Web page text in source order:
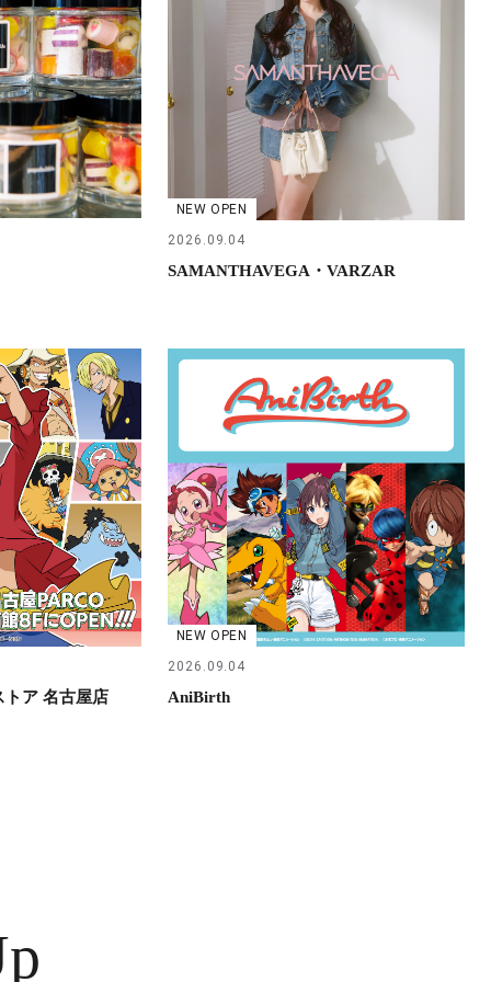
NEW OPEN
2026.09.04
SAMANTHAVEGA・VARZAR
ア 名古屋店
NEW OPEN
2026.09.04
AniBirth